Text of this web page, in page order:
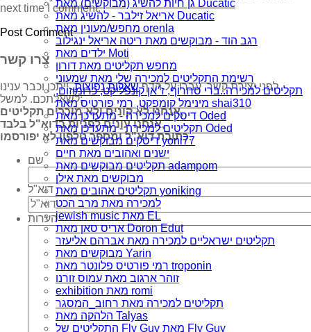
גן חיות להשיג (מבוקשים) מאת Ducatic
אריאל זילבר - להשיג מאת Ducatic
מחפש/מעונין מאת orenla
רגב הוד - מבוקשים מאת ריטה אריאל ינגילוב
ילדים מאת Moti
מחפש תקליטים מאת דורון
רשימת התקליטים למכירה שלי מאת שמעוני
תקליטים למכירה..ברי סחרוֹף, ז׳אן קונפליקט, כרומוזום,
מינימל קומפקט, רמי פורטיס מאת shai310
דיסקים למכירה - מתעדכן מאת Oded
תקליטים למכירה - מתעדכן מאת Oded
דיסקים מבוקשים מאת yoni77
ישנים ואהובים מאת חיים
תקליטים מבוקשים מאת adampom
מבוקשים מאת אילן
תקליטים אהובים מאת yoniking
למכירה מאת מרב הכט
jewish music מאת EL
אריס סאן מאת Doron Edut
תקליטים ישראליים למכירה מאת אברהם אליעזר
מבוקשים מאת Yarin
רמי פורטיס פלונטר מאת troponin
זוהר ארגוב מאת עמוס זורנו
exhibition מאת romi
תקליטים למכירה מאת רחוב_המסגר
הלהקה מאת Talyas
התקליטים של Fly Guy מאת Fly Guy
next time I comment.
צרו קשר
לפני יצירת קשר, עברו על הדףשאלות נפוצות, ייתכן וכבר ענינו
לשאלתכם. למשל:
אנחנו לא קונים ולא מוכרים תקליטים,
אנחנו עונים לפניות בדוא"ל בלבד,
כתובת דוא"ל ומספר טלפון לא יפורסמו.
שם
דוא"ל
הערות